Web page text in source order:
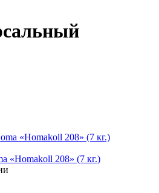
«Homakoll 208» (7 кг.)